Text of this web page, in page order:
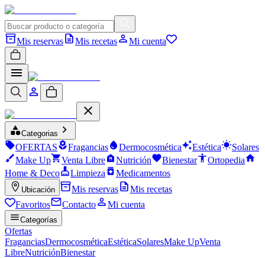
Mis reservas Mis recetas Mi cuenta
Categorias
OFERTAS Fragancias Dermocosmética Estética
Solares
Make Up
Venta Libre Nutrición Bienestar
Ortopedia
Home & Deco
Limpieza Medicamentos
Ubicación Mis reservas
Mis recetas
Favoritos
Contacto Mi cuenta
Categorías
Ofertas
FraganciasDermocosméticaEstéticaSolaresMake UpVenta
LibreNutriciónBienestar